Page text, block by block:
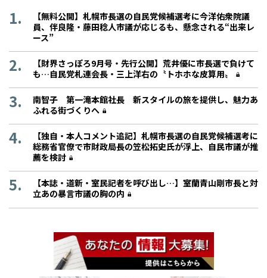
【無料公開】札幌市長選の自民党候補選考に今洋佑衆院議
員、伴良隆・藤田稔人市議が応じるも、懸念される“出来レ
ース”
【財界さっぽろ9月号・先行公開】荒井優に市長選で負けて
も…自民党札連会長・三上洋右の〝トホホな皮算用〟
南智子 第一滝本館社長 新スタイルの旅を提供し、魅力あ
ふれる街づくりへ
【独自・本人コメント追記】札幌市長選の自民党候補選考に
総務省官僚で市財政局長の笠松拓史氏が浮上、自民市議が推
薦を検討
【本誌・道新・室民記者を呼び出し…】室蘭青山剛市長と対
立あの暴言市議の胸の内